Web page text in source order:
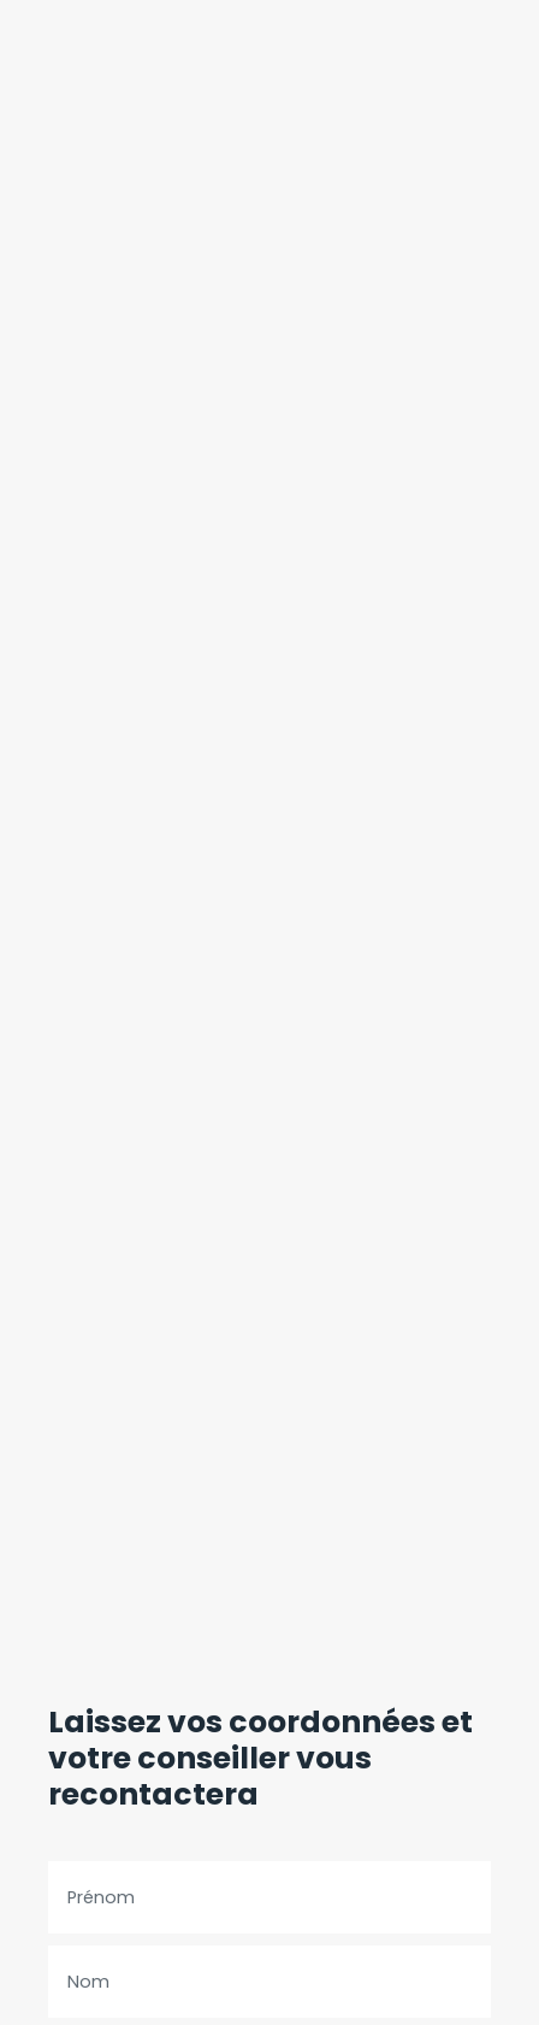
Laissez vos coordonnéeset
votre conseiller vous
recontactera
Prénom
Nom